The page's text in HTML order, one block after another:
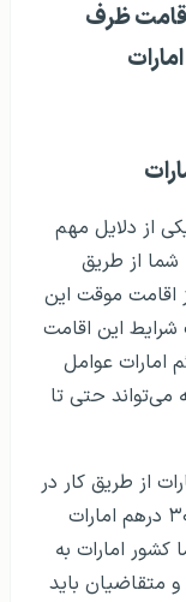
اقامت ظرف
از دلایل مهم
از طریق
اقامت موقت این
این اقامت
امارات عوامل
می‌تواند حتی تا
از طریق کار در
این کشور متقاضی باید ماهانه حداقل ۳۰۰۰ درهم امارات
کشور امارات به
متقاضیان باید